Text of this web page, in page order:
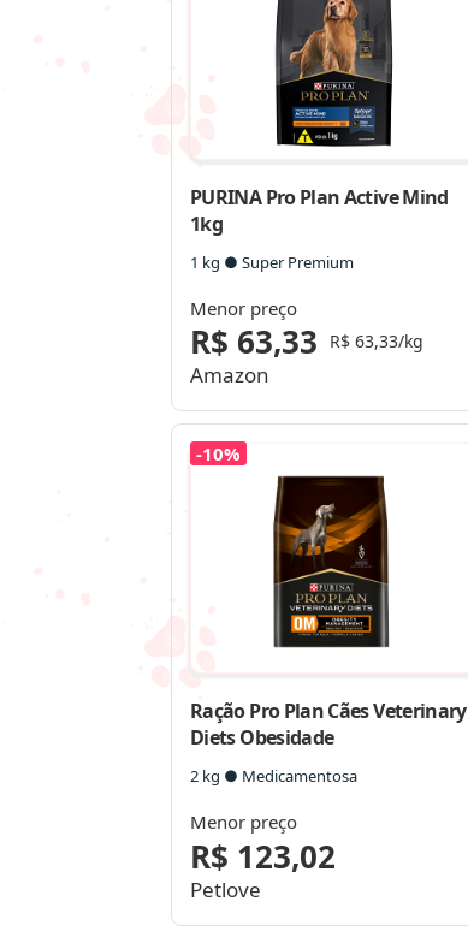
PURINA Pro Plan Active Mind
1kg
1 kg ● Super Premium
Menor preço
R$ 63,33 R$ 63,33/kg
Amazon
Ração Pro Plan Cães Veterinary
Diets Obesidade
2 kg ● Medicamentosa
Menor preço
R$ 123,02
-10%
Petlove